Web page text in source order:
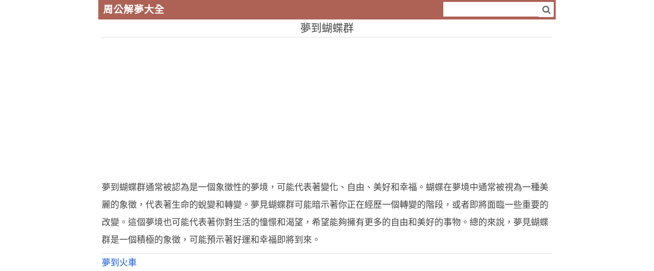
周公解夢大全
夢到蝴蝶群
夢到蝴蝶群通常被認為是一個象徵性的夢境，可能代表著變化、自由、美好和幸福。蝴蝶在夢境中通常被視為一種美
麗的象徵，代表著生命的蛻變和轉變。夢見蝴蝶群可能暗示著你正在經歷一個轉變的階段，或者即將面臨一些重要的
改變。這個夢境也可能代表著你對生活的憧憬和渴望，希望能夠擁有更多的自由和美好的事物。總的來說，夢見蝴蝶
群是一個積極的象徵，可能預示著好運和幸福即將到來。
夢到火車